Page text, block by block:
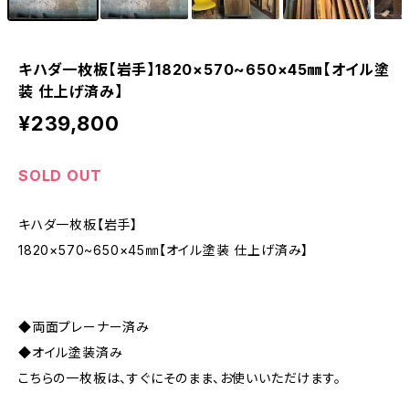
キハダ一枚板【岩手】1820×570~650×45㎜【オイル塗
装 仕上げ済み】
¥239,800
SOLD OUT
キハダ一枚板【岩手】
1820×570~650×45㎜【オイル塗装 仕上げ済み】
◆両面プレーナー済み
◆オイル塗装済み
こちらの一枚板は、すぐにそのまま、お使いいただけます。